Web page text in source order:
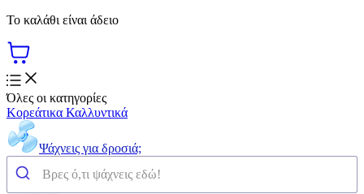
Το καλάθι είναι άδειο
Όλες οι κατηγορίες
Κορεάτικα Καλλυντικά
Ψάχνεις για δροσιά;